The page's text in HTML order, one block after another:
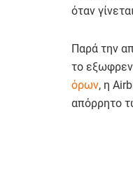
όταν
Παρά την
το
όρων, η
απόρρητο